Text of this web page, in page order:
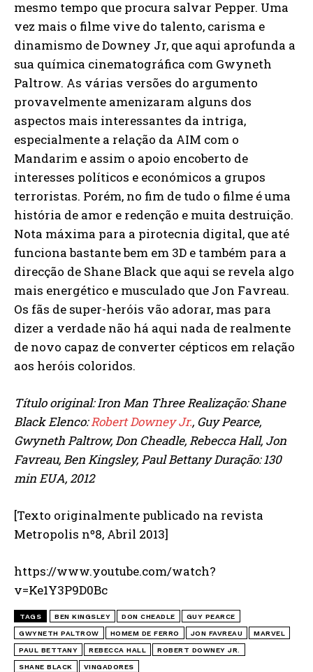
mesmo tempo que procura salvar Pepper. Uma
vez mais o filme vive do talento, carisma e
dinamismo de Downey Jr, que aqui aprofunda a
sua química cinematográfica com Gwyneth
Paltrow. As várias versões do argumento
provavelmente amenizaram alguns dos
aspectos mais interessantes da intriga,
especialmente a relação da AIM com o
Mandarim e assim o apoio encoberto de
interesses políticos e económicos a grupos
terroristas. Porém, no fim de tudo o filme é uma
história de amor e redenção e muita destruição.
Nota máxima para a pirotecnia digital, que até
funciona bastante bem em 3D e também para a
direcção de Shane Black que aqui se revela algo
mais energético e musculado que Jon Favreau.
Os fãs de super-heróis vão adorar, mas para
dizer a verdade não há aqui nada de realmente
de novo capaz de converter cépticos em relação
aos heróis coloridos.
Título original: Iron Man Three Realização: Shane
Black Elenco:Robert Downey Jr., Guy Pearce,
Gwyneth Paltrow, Don Cheadle, Rebecca Hall, Jon
Favreau, Ben Kingsley, Paul Bettany Duração: 130
min EUA, 2012
[Texto originalmente publicado na revista
Metropolis nº8, Abril 2013]
https://www.youtube.com/watch?
v=Ke1Y3P9D0Bc
TAGS BEN KINGSLEY DON CHEADLE GUY PEARCE
GWYNETH PALTROW HOMEM DE FERRO JON FAVREAU MARVEL
PAUL BETTANY REBECCA HALL ROBERT DOWNEY JR.
SHANE BLACK VINGADORES